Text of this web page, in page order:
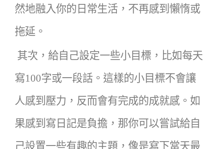
然地融入你的日常生活，不再感到懶惰或
拖延。
其次，給自己設定一些小目標，比如每天
寫100字或一段話。這樣的小目標不會讓
人感到壓力，反而會有完成的成就感。如
果感到寫日記是負擔，那你可以嘗試給自
己設置一些有趣的主題，像是寫下當天最